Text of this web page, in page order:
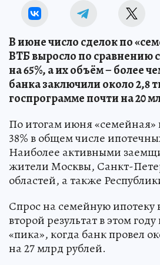
В июне число сделок по
ВТБ выросло по сравнению
на 65%, а их объём – более
банка заключили около 2,8
госпрограмме почти на 20
По итогам июня «семейная»
38% в общем числе
Наиболее активными
жители Москвы, Санкт-
областей, а также
Спрос на семейную ипотеку
второй результат в этом
«пика», когда банк провел
на 27 млрд рублей.